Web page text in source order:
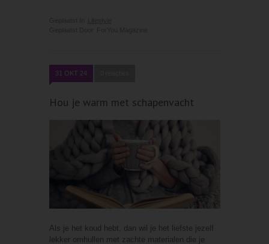
31 OKT 24
Hou je warm met schapenvacht
Als je het koud hebt, dan wil je het liefste jezelf
lekker omhullen met zachte materialen die je